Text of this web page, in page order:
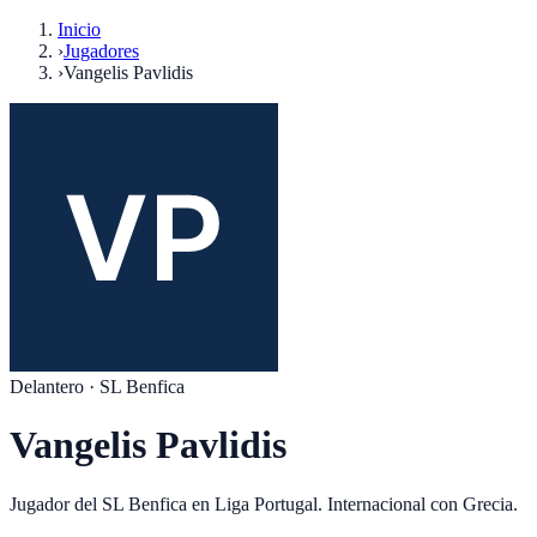
Inicio
›Jugadores
›Vangelis Pavlidis
Delantero · SL Benfica
Vangelis Pavlidis
Jugador del SL Benfica en Liga Portugal. Internacional con Grecia.